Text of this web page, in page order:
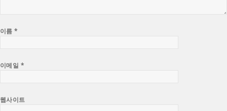
이름*
이메일 *
웹사이트